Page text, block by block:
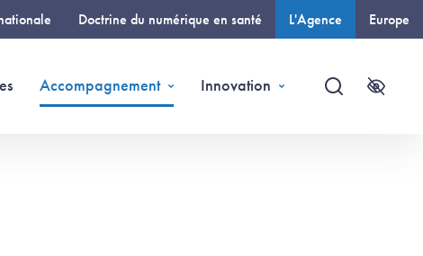
Doctrine du numérique en santé L'Agence Europe
Accompagnement Innovation
Recherche